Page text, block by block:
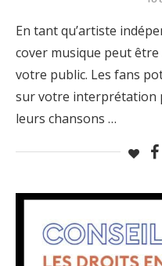
En tant qu’artiste
cover musique peut
votre public. Les fans
sur votre interprétation
leurs chansons …